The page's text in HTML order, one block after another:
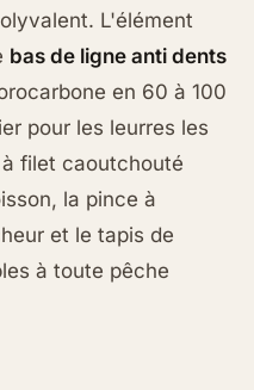
L'élément
bas de ligne anti dents
en 60 à 100
pour les leurres les
filet caoutchouté
la pince à
et le tapis de
à toute pêche